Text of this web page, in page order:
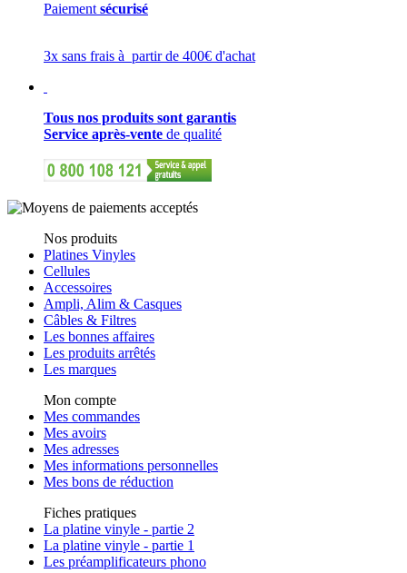
Paiement sécurisé
3x sans frais à partir de 400€ d'achat
Tous nos produits sont garantis
Service après-vente de qualité
Nos produits
Platines Vinyles
Cellules
Accessoires
Ampli, Alim & Casques
Câbles & Filtres
Les bonnes affaires
Les produits arrêtés
Les marques
Mon compte
Mes commandes
Mes avoirs
Mes adresses
Mes informations personnelles
Mes bons de réduction
Fiches pratiques
La platine vinyle - partie 2
La platine vinyle - partie 1
Les préamplificateurs phono